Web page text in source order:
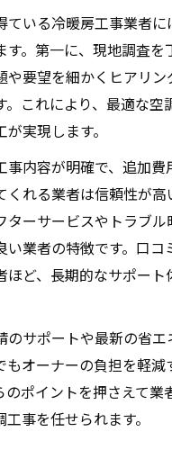
ている冷暖房工事業者に
す。第一に、現地調査を
や要望を細かくヒアリ
。これにより、最適な空
実現します。
事内容が明確で、追加費
くれる業者は信頼性が高
ターサービスやトラブル
い業者の特徴です。口コ
ほど、長期的なサポート
のサポートや最新の省エ
もオーナーの負担を軽減
のポイントを押さえて業
事を任せられます。